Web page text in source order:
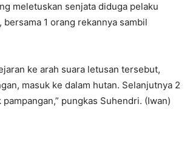
meletuskan senjata diduga pelaku
1 orang rekannya sambil
ke arah suara letusan tersebut,
masuk ke dalam hutan. Selanjutnya 2
pungkas Suhendri. (Iwan)